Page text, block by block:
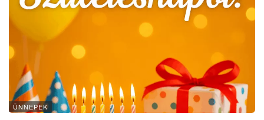
ÜNNEPEK